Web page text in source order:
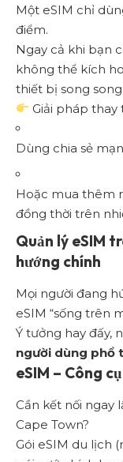
Một eSIM chỉ
điểm.
Ngay cả khi bạn
không thể kích
thiết bị song song.
Giải pháp thay
Dùng chia sẻ
Hoặc mua thêm
đồng thời trên
Quản lý eSIM
hướng chính
Mọi người đang
eSIM “sống trên
Ý tưởng hay đấy,
người dùng phổ
eSIM – Công
Cần kết nối ngay
Cape Town?
Gói eSIM du lịch